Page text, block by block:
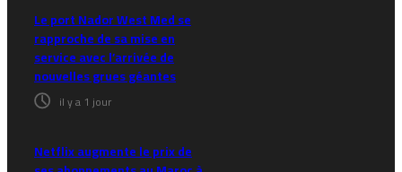
Le port Nador West Med se
rapproche de sa mise en
service avec l’arrivée de
nouvelles grues géantes
il y a 1 jour
Netflix augmente le prix de